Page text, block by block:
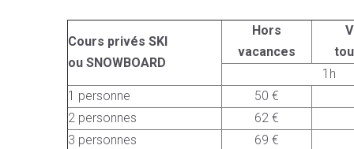
Cours privés SKI
ou SNOWBOARD
Hors
vacances
1h
1 personne
50 €
2 personnes
62 €
3 personnes
69 €